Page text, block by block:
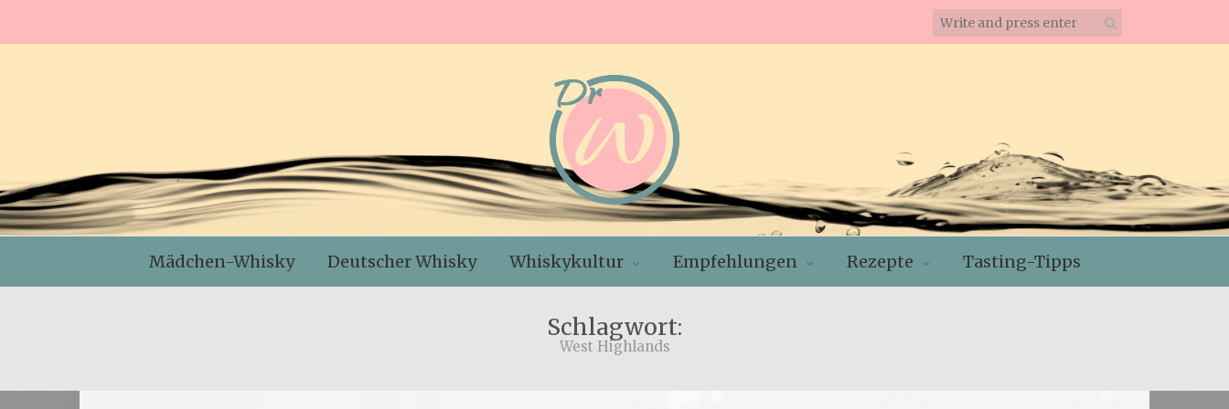
Mädchen-Whisky Deutscher Whisky Whiskykultur Empfehlungen Rezepte Tasting-Tipps
Schlagwort:
West Highlands